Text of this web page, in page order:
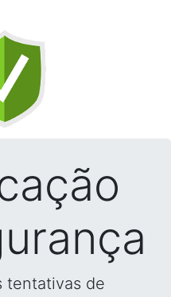
tentativas de